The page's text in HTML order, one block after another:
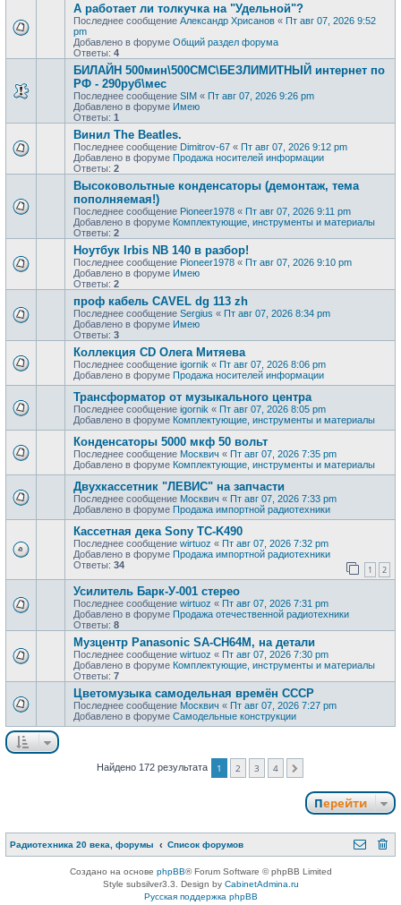
А работает ли толкучка на "Удельной"?
Последнее сообщение Александр Хрисанов « Пт авг 07, 2026 9:52
pm
Добавлено в форуме Общий раздел форума
Ответы: 4
БИЛАЙН 500мин\500СМС\БЕЗЛИМИТНЫЙ интернет по
РФ - 290руб\мес
Последнее сообщение SIM « Пт авг 07, 2026 9:26 pm
Добавлено в форуме Имею
Ответы: 1
Винил The Beatles.
Последнее сообщение Dimitrov-67 « Пт авг 07, 2026 9:12 pm
Добавлено в форуме Продажa носителей информации
Ответы: 2
Высоковольтные конденсаторы (демонтаж, тема
пополняемая!)
Последнее сообщение Pioneer1978 « Пт авг 07, 2026 9:11 pm
Добавлено в форуме Комплектующие, инструменты и материалы
Ответы: 2
Ноутбук Irbis NB 140 в разбор!
Последнее сообщение Pioneer1978 « Пт авг 07, 2026 9:10 pm
Добавлено в форуме Имею
Ответы: 2
проф кaбель CАVЕL dg 113 zh
Последнее сообщение Sergius « Пт авг 07, 2026 8:34 pm
Добавлено в форуме Имею
Ответы: 3
Коллекция CD Олега Митяева
Последнее сообщение igornik « Пт авг 07, 2026 8:06 pm
Добавлено в форуме Продажa носителей информации
Трансформатор от музыкального центра
Последнее сообщение igornik « Пт авг 07, 2026 8:05 pm
Добавлено в форуме Комплектующие, инструменты и материалы
Конденсаторы 5000 мкф 50 вольт
Последнее сообщение Москвич « Пт авг 07, 2026 7:35 pm
Добавлено в форуме Комплектующие, инструменты и материалы
Двухкассетник "ЛЕВИС" на запчасти
Последнее сообщение Москвич « Пт авг 07, 2026 7:33 pm
Добавлено в форуме Продажа импортной радиотехники
Кассетная дека Sony TC-K490
Последнее сообщение wirtuoz « Пт авг 07, 2026 7:32 pm
Добавлено в форуме Продажа импортной радиотехники
Ответы: 34 1 2
Усилитель Барк-У-001 стерео
Последнее сообщение wirtuoz « Пт авг 07, 2026 7:31 pm
Добавлено в форуме Продажа отечественной радиотехники
Ответы: 8
Музцентр Panasonic SA-CH64M, на детали
Последнее сообщение wirtuoz « Пт авг 07, 2026 7:30 pm
Добавлено в форуме Комплектующие, инструменты и материалы
Ответы: 7
Цветомузыка самодельная времён СССР
Последнее сообщение Москвич « Пт авг 07, 2026 7:27 pm
Добавлено в форуме Самодельные конструкции
Найдено 172 результата 1 2 3 4
Перейти
Радиотехника 20 века, форумы Список форумов
Создано на основе phpBB® Forum Software © phpBB Limited
Style subsilver3.3. Design by CabinetAdmina.ru
Русская поддержка phpBB